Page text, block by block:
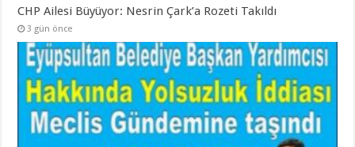
CHP Ailesi Büyüyor: Nesrin Çark’a Rozeti Takıldı
3 gün önce